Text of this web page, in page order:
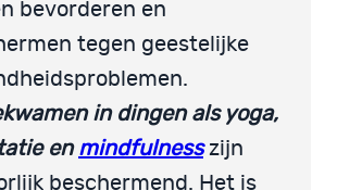
bevorderen en
tegen geestelijke
in dingen als yoga,
enmindfulnesszijn
beschermend. Het is